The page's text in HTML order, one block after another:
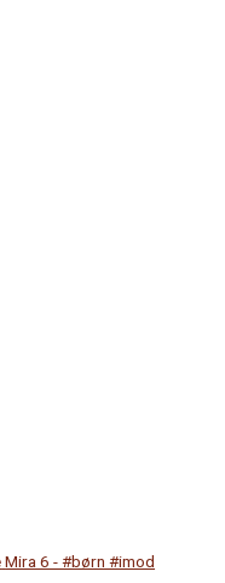
Mira 6 - #børn #imod